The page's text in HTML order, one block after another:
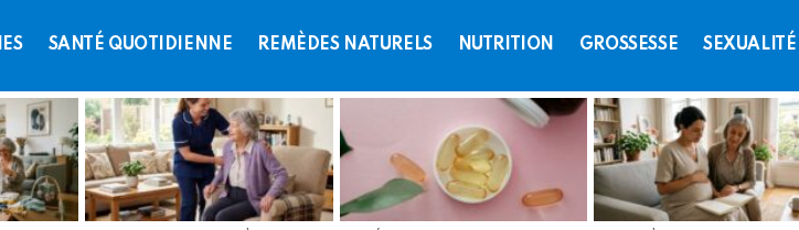
SANTÉ QUOTIDIENNE REMÈDES NATURELS NUTRITION GROSSESSE SEXUALITÉ